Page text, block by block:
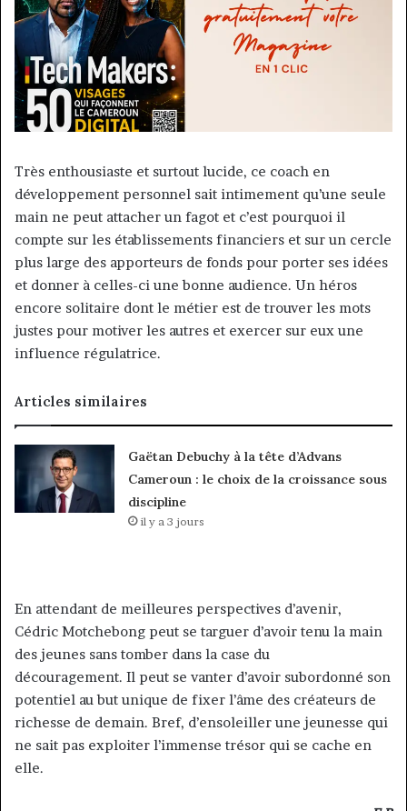
Très enthousiaste et surtout lucide, ce coach en
développement personnel sait intimement qu’une seule
main ne peut attacher un fagot et c’est pourquoi il
compte sur les établissements financiers et sur un cercle
plus large des apporteurs de fonds pour porter ses idées
et donner à celles-ci une bonne audience. Un héros
encore solitaire dont le métier est de trouver les mots
justes pour motiver les autres et exercer sur eux une
influence régulatrice.
Articles similaires
Gaëtan Debuchy à la tête d’Advans
Cameroun : le choix de la croissance sous
discipline
il y a 3 jours
En attendant de meilleures perspectives d’avenir,
Cédric Motchebong peut se targuer d’avoir tenu la main
des jeunes sans tomber dans la case du
découragement. Il peut se vanter d’avoir subordonné son
potentiel au but unique de fixer l’âme des créateurs de
richesse de demain. Bref, d’ensoleiller une jeunesse qui
ne sait pas exploiter l’immense trésor qui se cache en
elle.